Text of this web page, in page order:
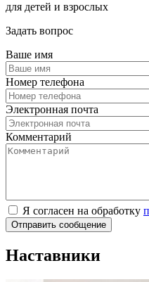
для детей и взрослых
Задать вопрос
Ваше имя
Номер телефона
Электронная почта
Комментарий
Я согласен на обработку
Наставники